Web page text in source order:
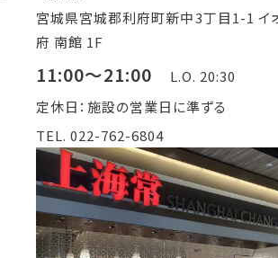
宮城県宮城郡利府町新中3丁目1-1 イ
府 南館 1F
11:00～21:00
L.O. 20:30
定休日：施設の営業日に準ずる
TEL. 022-762-6804